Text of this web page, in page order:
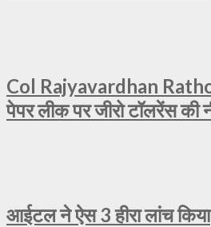
Col Rajyavardhan
पेपर लीक पर जीरो टॉलरेंस की
आईटल ने ऐस 3 हीरा लांच किया